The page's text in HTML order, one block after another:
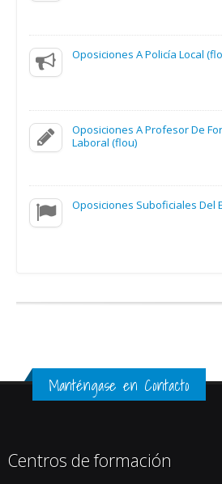
Oposiciones A Policía Local
Oposiciones A Profesor De
Laboral (flou)
Oposiciones Suboficiales Del
Manténgase en Contacto
Centros de formación